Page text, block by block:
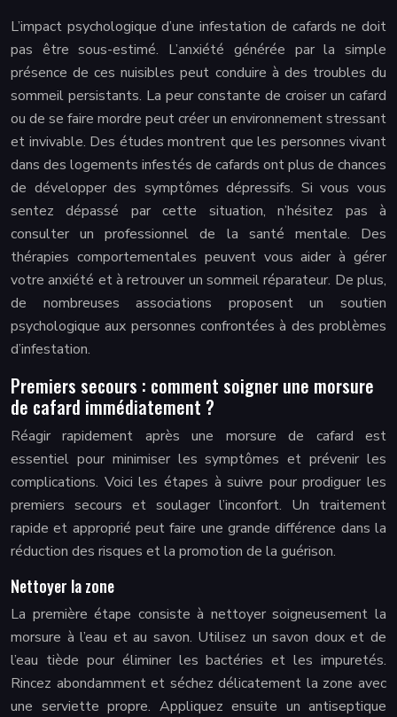
L’impact psychologique d’une infestation de cafards ne doit
pas être sous-estimé. L’anxiété générée par la simple
présence de ces nuisibles peut conduire à des troubles du
sommeil persistants. La peur constante de croiser un cafard
ou de se faire mordre peut créer un environnement stressant
et invivable. Des études montrent que les personnes vivant
dans des logements infestés de cafards ont plus de chances
de développer des symptômes dépressifs. Si vous vous
sentez dépassé par cette situation, n’hésitez pas à
consulter un professionnel de la santé mentale. Des
thérapies comportementales peuvent vous aider à gérer
votre anxiété et à retrouver un sommeil réparateur. De plus,
de nombreuses associations proposent un soutien
psychologique aux personnes confrontées à des problèmes
d’infestation.
Premiers secours : comment soigner une morsure
de cafard immédiatement ?
Réagir rapidement après une morsure de cafard est
essentiel pour minimiser les symptômes et prévenir les
complications. Voici les étapes à suivre pour prodiguer les
premiers secours et soulager l’inconfort. Un traitement
rapide et approprié peut faire une grande différence dans la
réduction des risques et la promotion de la guérison.
Nettoyer la zone
La première étape consiste à nettoyer soigneusement la
morsure à l’eau et au savon. Utilisez un savon doux et de
l’eau tiède pour éliminer les bactéries et les impuretés.
Rincez abondamment et séchez délicatement la zone avec
une serviette propre. Appliquez ensuite un antiseptique